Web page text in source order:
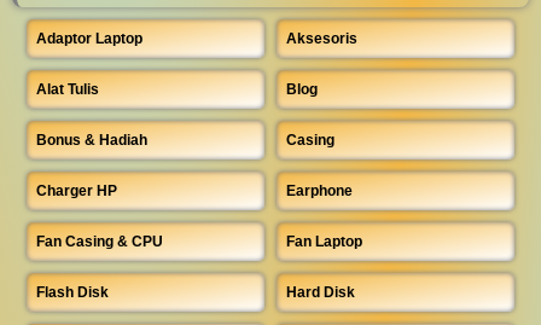
Adaptor Laptop Aksesoris
Alat Tulis Blog
Bonus & Hadiah Casing
Charger HP Earphone
Fan Casing & CPU Fan Laptop
Flash Disk Hard Disk